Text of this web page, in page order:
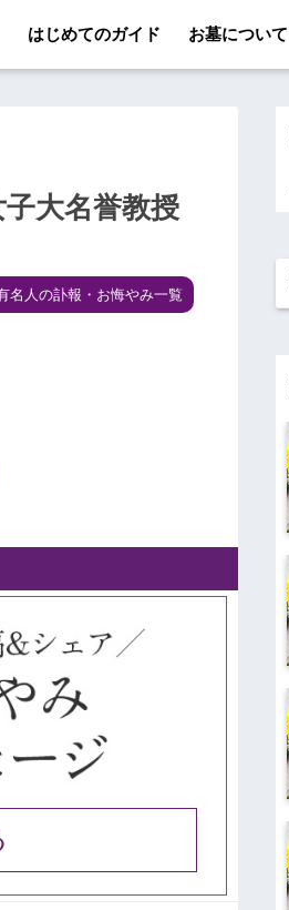
はじめてのガイド お墓について
大名誉教授
名人の訃報・お悔やみ一覧